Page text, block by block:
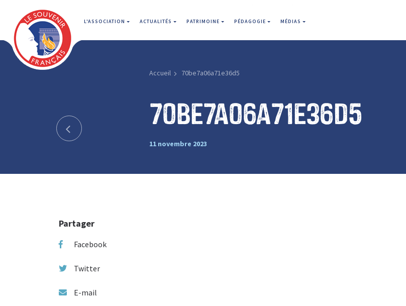
L'ASSOCIATION ACTUALITÉS PATRIMOINE PÉDAGOGIE MÉDIAS
Accueil 70be7a06a71e36d5
70be7a06a71e36d5
11 novembre 2023
Partager
Facebook
Twitter
E-mail